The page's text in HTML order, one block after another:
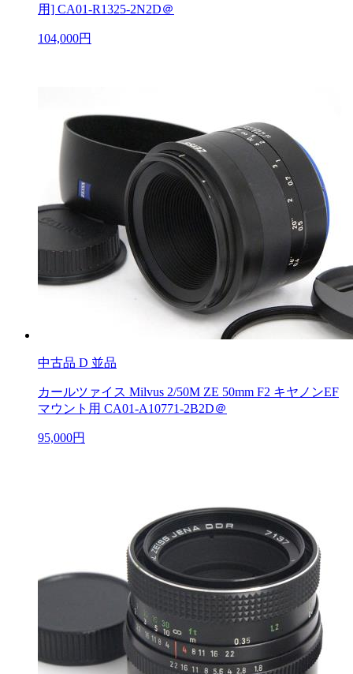
用] CA01-R1325-2N2D＠
104,000円
中古品 D 並品
カールツァイス Milvus 2/50M ZE 50mm F2 キヤノンEF
マウント用 CA01-A10771-2B2D＠
95,000円